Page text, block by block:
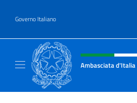
Governo Italiano
Intestazione sito,
Ambasciata